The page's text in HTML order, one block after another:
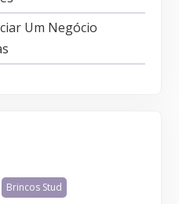
Um Negócio
Brincos Stud